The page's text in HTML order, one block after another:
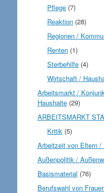
Pflege (7)
Reaktion (28)
Regionen /
Renten (1)
Sterbehilfe (4)
Wirtschaft /
Arbeitsmarkt /
Haushalte(29)
ARBEITSMARKT
Kritik (5)
Arbeitzeit von Eltern /
Außenpolitik /
Basismaterial (76)
Berufswahl von